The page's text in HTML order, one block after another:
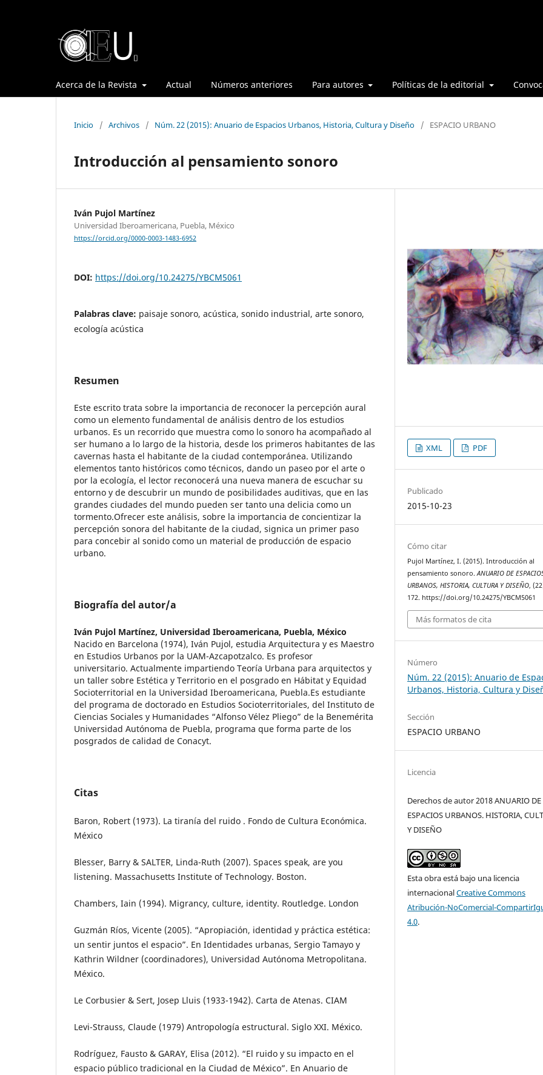
Acerca de la Revista Actual Números anteriores Para autores Políticas de la editorial
Inicio / Archivos / Núm. 22 (2015): Anuario de Espacios Urbanos, Historia, Cultura y Diseño / ESPACIO URBANO
Introducción al pensamiento sonoro
Iván Pujol Martínez
Universidad Iberoamericana, Puebla, México
https://orcid.org/0000-0003-1483-6952
DOI: https://doi.org/10.24275/YBCM5061
Palabras clave: paisaje sonoro, acústica, sonido industrial, arte sonoro,
ecología acústica
Resumen
Este escrito trata sobre la importancia de reconocer la percepción aural
como un elemento fundamental de análisis dentro de los estudios
urbanos. Es un recorrido que muestra como lo sonoro ha acompañado al
ser humano a lo largo de la historia, desde los primeros habitantes de las
cavernas hasta el habitante de la ciudad contemporánea. Utilizando
elementos tanto históricos como técnicos, dando un paseo por el arte o
por la ecología, el lector reconocerá una nueva manera de escuchar su
entorno y de descubrir un mundo de posibilidades auditivas, que en las
grandes ciudades del mundo pueden ser tanto una delicia como un
tormento.Ofrecer este análisis, sobre la importancia de concientizar la
percepción sonora del habitante de la ciudad, signica un primer paso
para concebir al sonido como un material de producción de espacio
urbano.
Biografía del autor/a
Iván Pujol Martínez, Universidad Iberoamericana, Puebla, México
Nacido en Barcelona (1974), Iván Pujol, estudia Arquitectura y es Maestro
en Estudios Urbanos por la UAM-Azcapotzalco. Es profesor
universitario. Actualmente impartiendo Teoría Urbana para arquitectos y
un taller sobre Estética y Territorio en el posgrado en Hábitat y Equidad
Socioterritorial en la Universidad Iberoamericana, Puebla.Es estudiante
del programa de doctorado en Estudios Socioterritoriales, del Instituto de
Ciencias Sociales y Humanidades “Alfonso Vélez Pliego” de la Benemérita
Universidad Autónoma de Puebla, programa que forma parte de los
posgrados de calidad de Conacyt.
Citas
Baron, Robert (1973). La tiranía del ruido . Fondo de Cultura Económica.
México
Blesser, Barry & SALTER, Linda-Ruth (2007). Spaces speak, are you
listening. Massachusetts Institute of Technology. Boston.
Chambers, Iain (1994). Migrancy, culture, identity. Routledge. London
Guzmán Ríos, Vicente (2005). “Apropiación, identidad y práctica estética:
un sentir juntos el espacio”. En Identidades urbanas, Sergio Tamayo y
Kathrin Wildner (coordinadores), Universidad Autónoma Metropolitana.
México.
Le Corbusier & Sert, Josep Lluis (1933-1942). Carta de Atenas. CIAM
Levi-Strauss, Claude (1979) Antropología estructural. Siglo XXI. México.
Rodríguez, Fausto & GARAY, Elisa (2012). “El ruido y su impacto en el
espacio público tradicional en la Ciudad de México”. En Anuario de
XML PDF
Publicado
2015-10-23
Cómo citar
Pujol Martínez, I. (2015). Introducción al
pensamiento sonoro.ANUARIO DE
URBANOS, HISTORIA, CULTURA Y DISEÑO,
172. https://doi.org/10.24275/YBCM5061
Más formatos de cita
Número
Núm. 22 (2015): Anuario de
Urbanos, Historia, Cultura y
Sección
ESPACIO URBANO
Licencia
Derechos de autor 2018 ANUARIO DE
ESPACIOS URBANOS. HISTORIA,
Y DISEÑO
Esta obra está bajo una licencia
internacionalCreative Commons
Atribución-NoComercial-
4.0.